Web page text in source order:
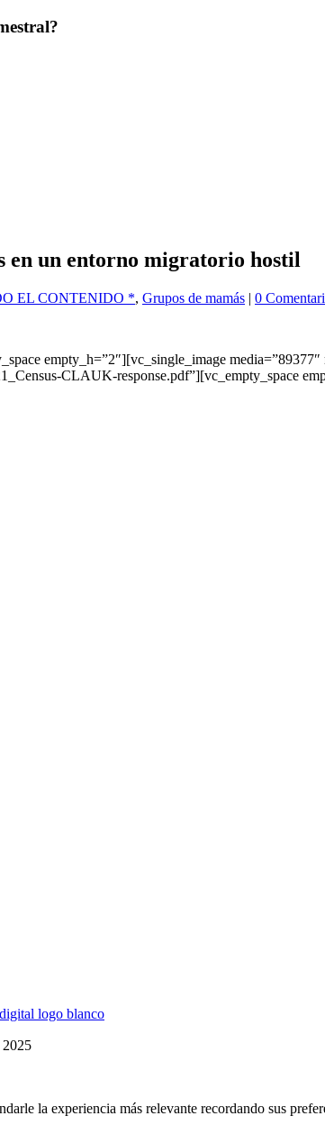
en un entorno migratorio hostil
EL CONTENIDO *, Grupos de mamás | 0
empty_h=”2″][vc_single_image
CLAUK-response.pdf”][vc_empty_space
la experiencia más relevante recordando sus